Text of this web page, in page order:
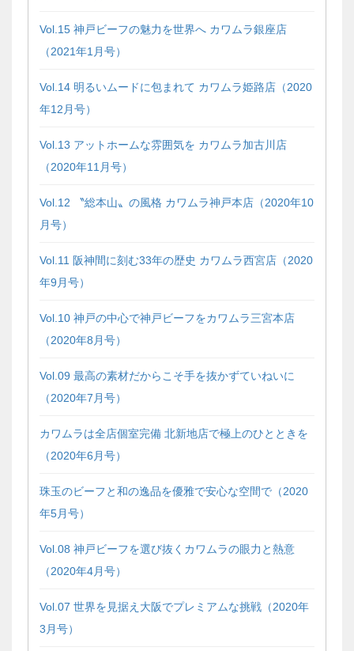
Vol.15 神戸ビーフの魅力を世界へ カワムラ銀座店
（2021年1月号）
Vol.14 明るいムードに包まれて カワムラ姫路店（2020
年12月号）
Vol.13 アットホームな雰囲気を カワムラ加古川店
（2020年11月号）
Vol.12 〝総本山〟の風格 カワムラ神戸本店（2020年10
月号）
Vol.11 阪神間に刻む33年の歴史 カワムラ西宮店（2020
年9月号）
Vol.10 神戸の中心で神戸ビーフをカワムラ三宮本店
（2020年8月号）
Vol.09 最高の素材だからこそ手を抜かずていねいに
（2020年7月号）
カワムラは全店個室完備 北新地店で極上のひとときを
（2020年6月号）
珠玉のビーフと和の逸品を優雅で安心な空間で（2020
年5月号）
Vol.08 神戸ビーフを選び抜くカワムラの眼力と熱意
（2020年4月号）
Vol.07 世界を見据え大阪でプレミアムな挑戦（2020年
3月号）